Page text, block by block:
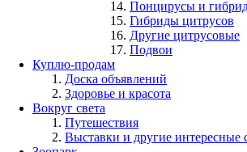
Понцирусы и
Гибриды цитрусов
Другие цитрусовые
Подвои
Куплю-продам
Доска объявлений
Здоровье и красота
Вокруг света
Путешествия
Выставки и другие интересные